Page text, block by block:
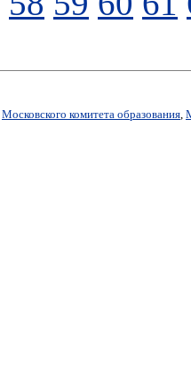
Московского комитета образования,